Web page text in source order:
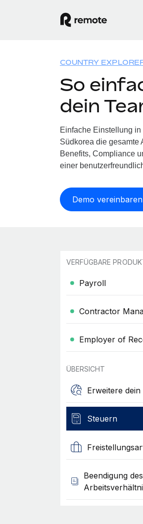
COUNTRY
So
dein
Einfache Einstellung
Südkorea die gesamte
Benefits, Compliance
einer
Demo vereinbaren
VERFÜGBARE
Payroll
Contractor
Employer of
ÜBERSICHT
Erweitere dein
Steuern
Beendigung des